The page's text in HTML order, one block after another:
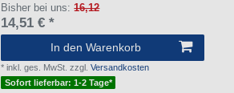
Bisher bei uns:16,12
14,51 € *
In den Warenkorb
*inkl. ges. MwSt. zzgl.Versandkosten
Sofort lieferbar: 1-2 Tage*